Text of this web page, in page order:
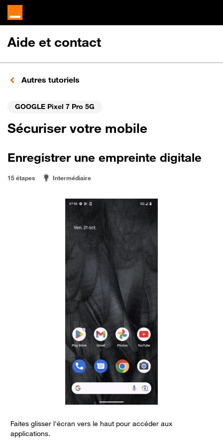
Aide et contact
Autres tutoriels
GOOGLE Pixel 7 Pro 5G
Sécuriser votre mobile
Enregistrer une empreinte digitale
15 étapes Intermédiaire
Faites glisser l'écran vers le haut pour accéder aux
applications.